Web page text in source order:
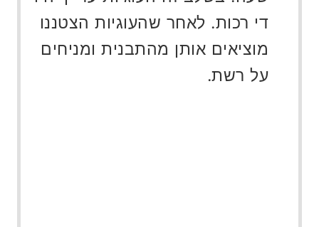
די רכות. לאחר שהעוגיות הצטננו
מוציאים אותן מהתבנית ומניחים
על רשת.